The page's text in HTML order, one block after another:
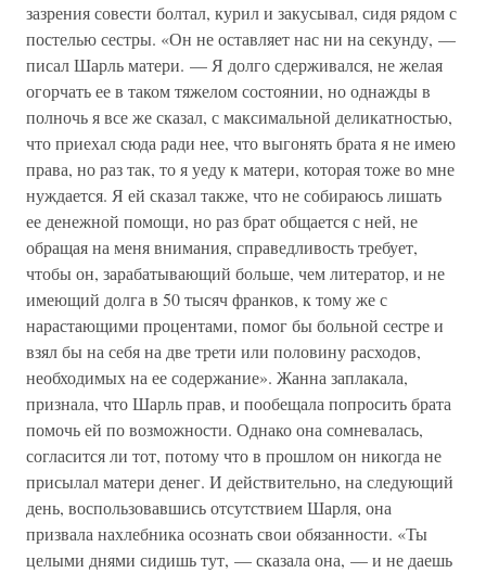
зазрения совести болтал, курил и закусывал, сидя рядом с
постелью сестры. «Он не оставляет нас ни на секунду, —
писал Шарль матери. — Я долго сдерживался, не желая
огорчать ее в таком тяжелом состоянии, но однажды в
полночь я все же сказал, с максимальной деликатностью,
что приехал сюда ради нее, что выгонять брата я не имею
права, но раз так, то я уеду к матери, которая тоже во мне
нуждается. Я ей сказал также, что не собираюсь лишать
ее денежной помощи, но раз брат общается с ней, не
обращая на меня внимания, справедливость требует,
чтобы он, зарабатывающий больше, чем литератор, и не
имеющий долга в 50 тысяч франков, к тому же с
нарастающими процентами, помог бы больной сестре и
взял бы на себя на две трети или половину расходов,
необходимых на ее содержание». Жанна заплакала,
признала, что Шарль прав, и пообещала попросить брата
помочь ей по возможности. Однако она сомневалась,
согласится ли тот, потому что в прошлом он никогда не
присылал матери денег. И действительно, на следующий
день, воспользовавшись отсутствием Шарля, она
призвала нахлебника осознать свои обязанности. «Ты
целыми днями сидишь тут, — сказала она, — и не даешь